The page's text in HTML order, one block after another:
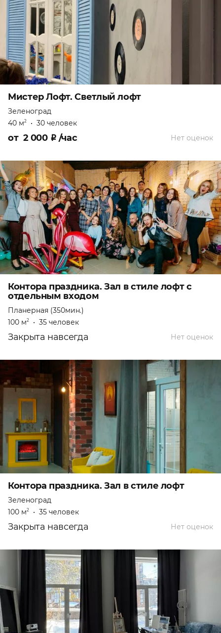
Мистер Лофт. Светлый лофт
Зеленоград
40 м2 • 30 человек
Нет оценок
от 2 000 ₽ /час
Контора праздника. Зал в стиле лофт с
отдельным входом
Планерная (350мин.)
100 м2 • 35 человек
Нет оценок
Закрыта навсегда
Контора праздника. Зал в стиле лофт
Зеленоград
100 м2 • 35 человек
Нет оценок
Закрыта навсегда